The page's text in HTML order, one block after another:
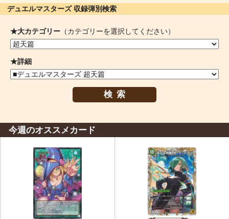
デュエルマスターズ 収録弾別検索
★大カテゴリー （カテゴリーを選択してください）
★詳細
検索
今週のオススメカード